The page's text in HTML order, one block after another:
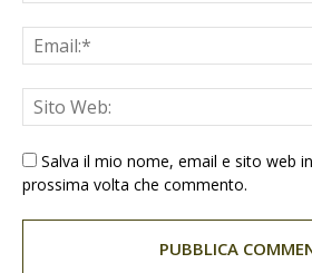
Salva il mio nome, email e sito web
prossima volta che commento.